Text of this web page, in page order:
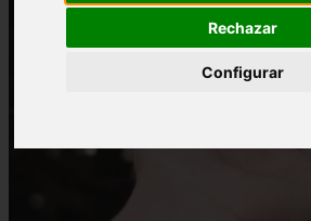
Rechazar
Configurar